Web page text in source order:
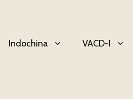
Indochina VACD-I